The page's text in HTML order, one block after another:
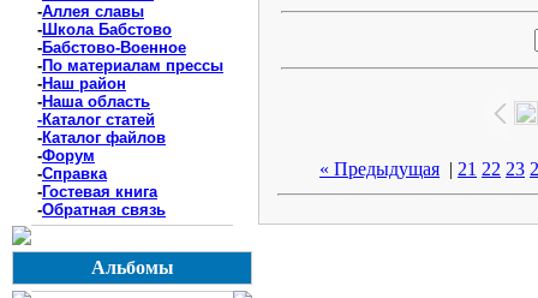
-Аллея славы
-Школа Бабстово
-Бабстово-Военное
-По материалам прессы
-Наш район
-Наша область
-Каталог статей
-Каталог файлов
-Форум
-Справка
-Гостевая книга
-Обратная связь
Альбомы
« Предыдущая | 21 22 23